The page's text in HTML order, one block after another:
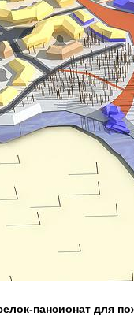
пансионат для